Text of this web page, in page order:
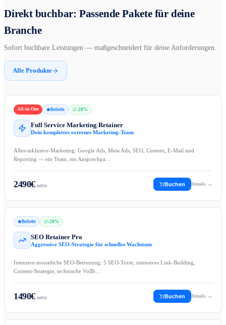
Direkt buchbar: Passende Pakete für deine
Branche
Sofort buchbare Leistungen — maßgeschneidert für deine Anforderungen.
Alle Produkte
All-in-One Beliebt -20%
Full Service Marketing Retainer
Dein komplettes externes Marketing-Team
Alles-inklusive-Marketing: Google Ads, Meta Ads, SEO, Content, E-Mail und
Reporting — ein Team, ein Ansprechpa…
2490€netto Buchen Details →
Beliebt -20%
SEO Retainer Pro
Aggressive SEO-Strategie für schnelles Wachstum
Intensive monatliche SEO-Betreuung: 5 SEO-Texte, intensives Link-Building,
Content-Strategie, technische Vollb…
1490€netto Buchen Details →